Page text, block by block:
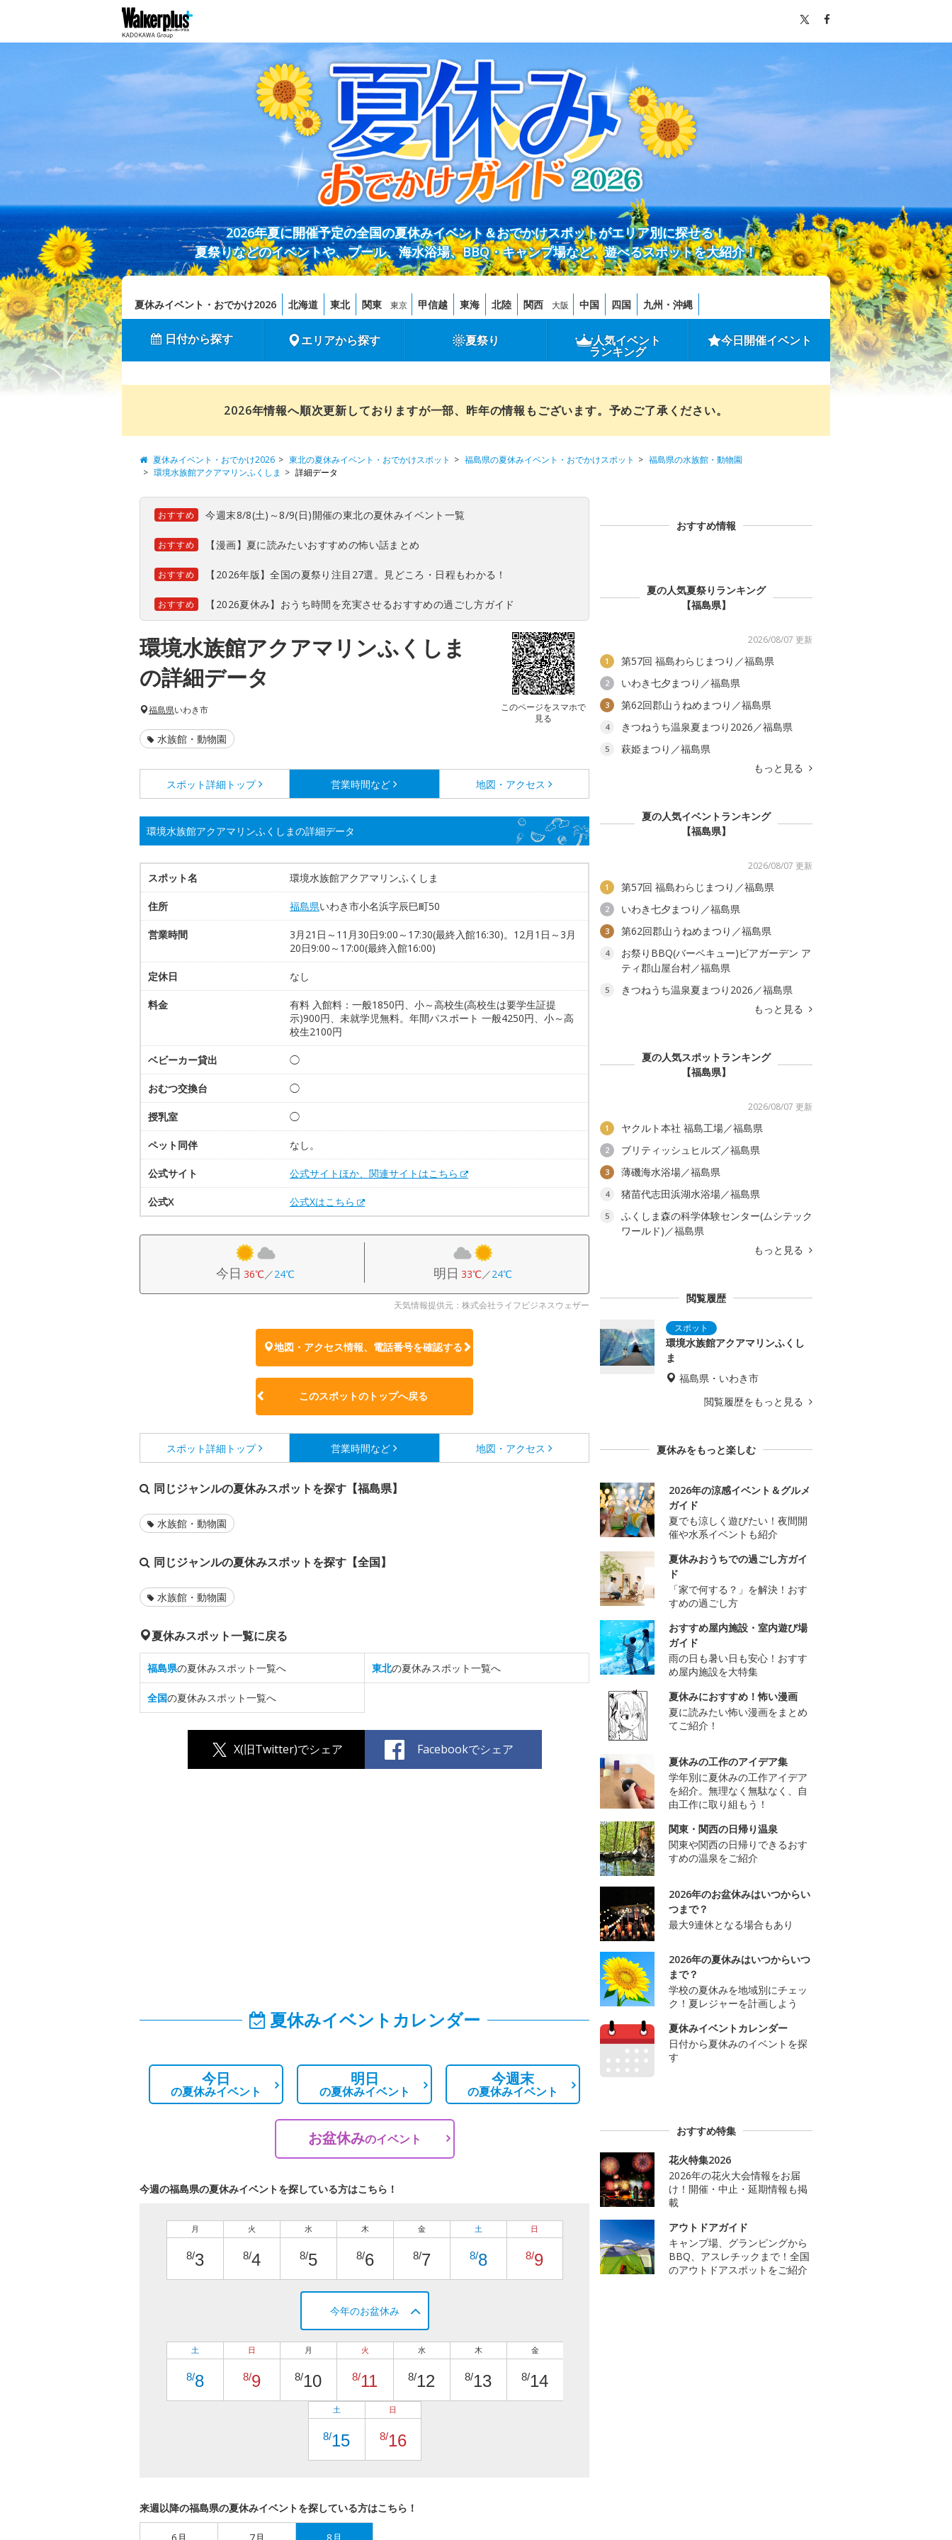
2026年夏に開催予定の全国の夏休みイベント＆おでかけスポットがエリア別に探せる！
夏祭りなどのイベントや、プール、海水浴場、BBQ・キャンプ場など、遊べるスポットを大紹介！
夏休みイベント・おでかけ2026 北海道 東北 関東 東京 甲信越 東海 北陸 関西 大阪 中国 四国 九州・沖縄
日付から探す エリアから探す 夏祭り 人気イベント
ランキング
今日開催イベント
2026年情報へ順次更新しておりますが一部、昨年の情報もございます。予めご了承ください。
夏休みイベント・おでかけ2026 東北の夏休みイベント・おでかけスポット 福島県の夏休みイベント・おでかけスポット
福島県の水族館・動物園
環境水族館アクアマリンふくしま
詳細データ
おすすめ 今週末8/8(土)～8/9(日)開催の東北の夏休みイベント一覧
おすすめ 【漫画】夏に読みたいおすすめの怖い話まとめ
おすすめ 【2026年版】全国の夏祭り注目27選。見どころ・日程もわかる！
おすすめ 【2026夏休み】おうち時間を充実させるおすすめの過ごし方ガイド
環境水族館アクアマリンふくしま
の詳細データ
このページをスマホで
見る
福島県いわき市
水族館・動物園
スポット詳細 トップ 営業時間など 地図・アクセス
環境水族館アクアマリンふくしまの詳細データ
スポット名 環境水族館アクアマリンふくしま
住所 福島県いわき市小名浜字辰巳町50
営業時間
3月21日～11月30日9:00～17:30(最終入館16:30)。12月1日～3月
20日9:00～17:00(最終入館16:00)
定休日 なし
料金
有料 入館料：一般1850円、小～高校生(高校生は要学生証提
示)900円、未就学児無料。年間パスポート 一般4250円、小～高
校生2100円
ベビーカー貸出 ◯
おむつ交換台 ◯
授乳室 ◯
ペット同伴 なし。
公式サイト 公式サイトほか、関連サイトはこちら
公式X 公式Xはこちら
今日 36℃／24℃ 明日 33℃／24℃
天気情報提供元：株式会社ライフビジネスウェザー
地図・アクセス情報、電話番号を確認する
このスポットのトップへ戻る
スポット詳細 トップ 営業時間など 地図・アクセス
同じジャンルの夏休みスポットを探す【福島県】
水族館・動物園
同じジャンルの夏休みスポットを探す【全国】
水族館・動物園
夏休みスポット一覧に戻る
福島県の夏休みスポット一覧へ 東北の夏休みスポット一覧へ
全国の夏休みスポット一覧へ
X(旧Twitter)でシェア Facebookでシェア
夏休みイベントカレンダー
今日
の夏休みイベント
明日
の夏休みイベント
今週末
の夏休みイベント
お盆休みのイベント
今週の福島県の夏休みイベントを探している方はこちら！
月
8/3
火
8/4
水
8/5
木
8/6
金
8/7
土
8/8
日
8/9
今年のお盆休み
土
8/8
日
8/9
月
8/10
火
8/11
水
8/12
木
8/13
金
8/14
土
8/15
日
8/16
来週以降の福島県の夏休みイベントを探している方はこちら！
おすすめ情報
夏の人気夏祭りランキング
【福島県】
2026/08/07 更新
1 第57回 福島わらじまつり／福島県
2 いわき七夕まつり／福島県
3 第62回郡山うねめまつり／福島県
4 きつねうち温泉夏まつり2026／福島県
5
萩姫まつり／福島県
もっと見る
夏の人気イベントランキング
【福島県】
2026/08/07 更新
1 第57回 福島わらじまつり／福島県
2 いわき七夕まつり／福島県
3 第62回郡山うねめまつり／福島県
4
お祭りBBQ(バーベキュー)ビアガーデン ア
ティ郡山屋台村／福島県
5
きつねうち温泉夏まつり2026／福島県
もっと見る
夏の人気スポットランキング
【福島県】
2026/08/07 更新
1 ヤクルト本社 福島工場／福島県
2 ブリティッシュヒルズ／福島県
3 薄磯海水浴場／福島県
4 猪苗代志田浜湖水浴場／福島県
5
ふくしま森の科学体験センター(ムシテック
ワールド)／福島県
もっと見る
閲覧履歴
環境水族館アクアマリンふくし
ま
福島県・いわき市
閲覧履歴をもっと見る
夏休みをもっと楽しむ
2026年の涼感イベント＆グルメ
ガイド
夏でも涼しく遊びたい！夜間開
催や水系イベントも紹介
夏休みおうちでの過ごし方ガイ
ド
「家で何する？」を解決！おす
すめの過ごし方
おすすめ屋内施設・室内遊び場
ガイド
雨の日も暑い日も安心！おすす
め屋内施設を大特集
夏休みにおすすめ！怖い漫画
夏に読みたい怖い漫画をまとめ
てご紹介！
夏休みの工作のアイデア集
学年別に夏休みの工作アイデア
を紹介。無理なく無駄なく、自
由工作に取り組もう！
関東・関西の日帰り温泉
関東や関西の日帰りできるおす
すめの温泉をご紹介
2026年のお盆休みはいつからい
つまで？
最大9連休となる場合もあり
2026年の夏休みはいつからいつ
まで？
学校の夏休みを地域別にチェッ
ク！夏レジャーを計画しよう
夏休みイベントカレンダー
日付から夏休みのイベントを探
す
おすすめ特集
花火特集2026
2026年の花火大会情報をお届
け！開催・中止・延期情報も掲
載
アウトドアガイド
キャンプ場、グランピングから
BBQ、アスレチックまで！全国
のアウトドアスポットをご紹介